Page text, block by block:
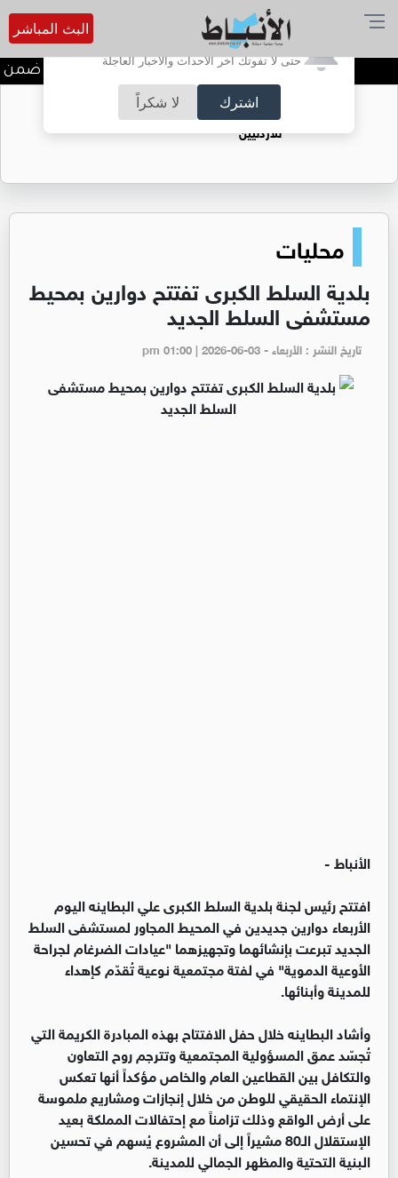
أترغب في تفعيل الإشعارات؟
حتى لا تفوتك آخر الأحداث والأخبار العاجلة
اشترك لا شكراً
البث المباشر
ندوة تعاين التراث الأردني ضمن
حقل الريشة حين يتحول الغاز إلى فرص عمل
للأردنيين
محليات
بلدية السلط الكبرى تفتتح دوارين بمحيط
مستشفى السلط الجديد
تاريخ النشر : الأربعاء - pm 01:00 | 2026-06-03
الأنباط -
افتتح رئيس لجنة بلدية السلط الكبرى علي البطاينه اليوم
الأربعاء دوارين جديدين في المحيط المجاور لمستشفى السلط
الجديد تبرعت بإنشائهما وتجهيزهما "عيادات الضرغام لجراحة
الأوعية الدموية" في لفتة مجتمعية نوعية تُقدّم كإهداء
للمدينة وأبنائها.
وأشاد البطاينه خلال حفل الافتتاح بهذه المبادرة الكريمة التي
تُجسّد عمق المسؤولية المجتمعية وتترجم روح التعاون
والتكافل بين القطاعين العام والخاص مؤكداً أنها تعكس
الإنتماء الحقيقي للوطن من خلال إنجازات ومشاريع ملموسة
على أرض الواقع وذلك تزامناً مع إحتفالات المملكة بعيد
الإستقلال الـ80 مشيراً إلى أن المشروع يُسهم في تحسين
البنية التحتية والمظهر الجمالي للمدينة.